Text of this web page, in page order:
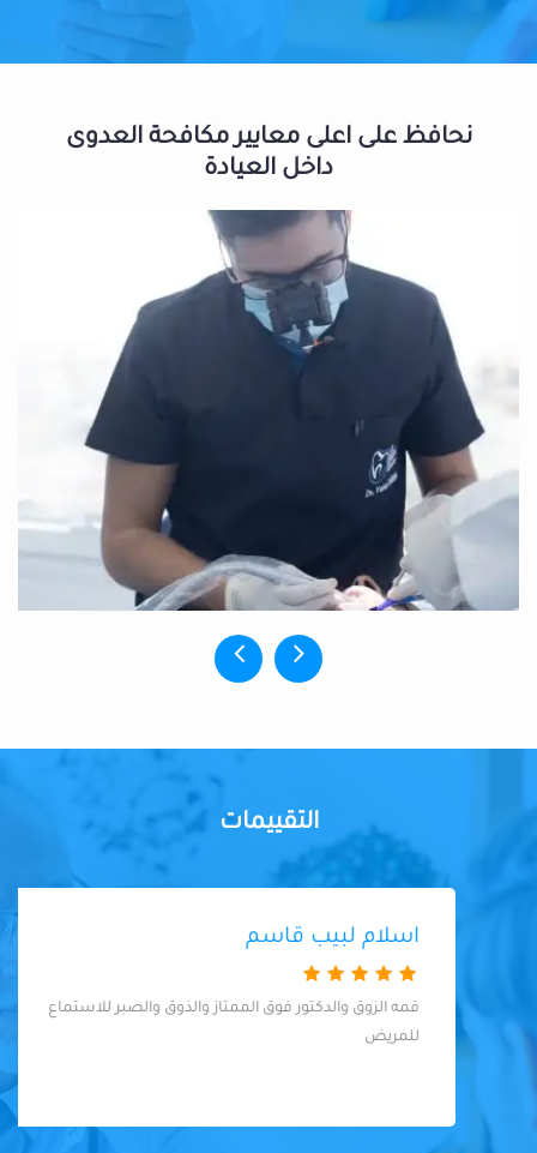
نحافظ على اعلى معايير مكافحة العدوى
داخل العيادة
التقييمات
اسلام لبيب قاسم
قمه الزوق والدكتور فوق الممتاز والذوق والصبر للاستماع
للمريض